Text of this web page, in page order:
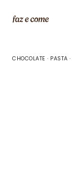
CHOCOLATE · PASTA ·